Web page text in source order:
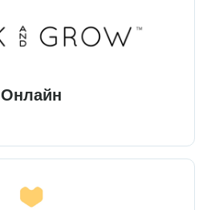
Онлайн